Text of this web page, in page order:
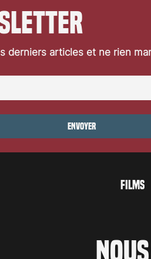
With Wolves
articles et ne rien
Envoyer
FILMS